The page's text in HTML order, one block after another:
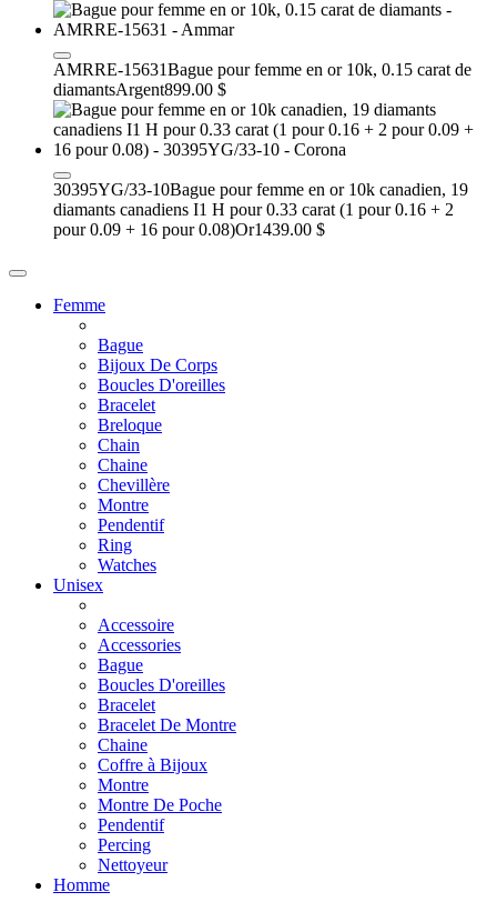
AMRRE-15631Bague pour femme en or 10k, 0.15 carat de
diamantsArgent899.00 $
30395YG/33-10Bague pour femme en or 10k canadien, 19
diamants canadiens I1 H pour 0.33 carat (1 pour 0.16 + 2
pour 0.09 + 16 pour 0.08)Or1439.00 $
Femme
Bague
Bijoux De Corps
Boucles D'oreilles
Bracelet
Breloque
Chain
Chaine
Chevillère
Montre
Pendentif
Ring
Watches
Unisex
Accessoire
Accessories
Bague
Boucles D'oreilles
Bracelet
Bracelet De Montre
Chaine
Coffre à Bijoux
Montre
Montre De Poche
Pendentif
Percing
Nettoyeur
Homme